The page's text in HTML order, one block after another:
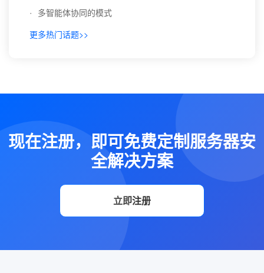
· 多智能体协同的模式
更多热门话题>>
现在注册，即可免费定制服务器安
全解决方案
立即注册